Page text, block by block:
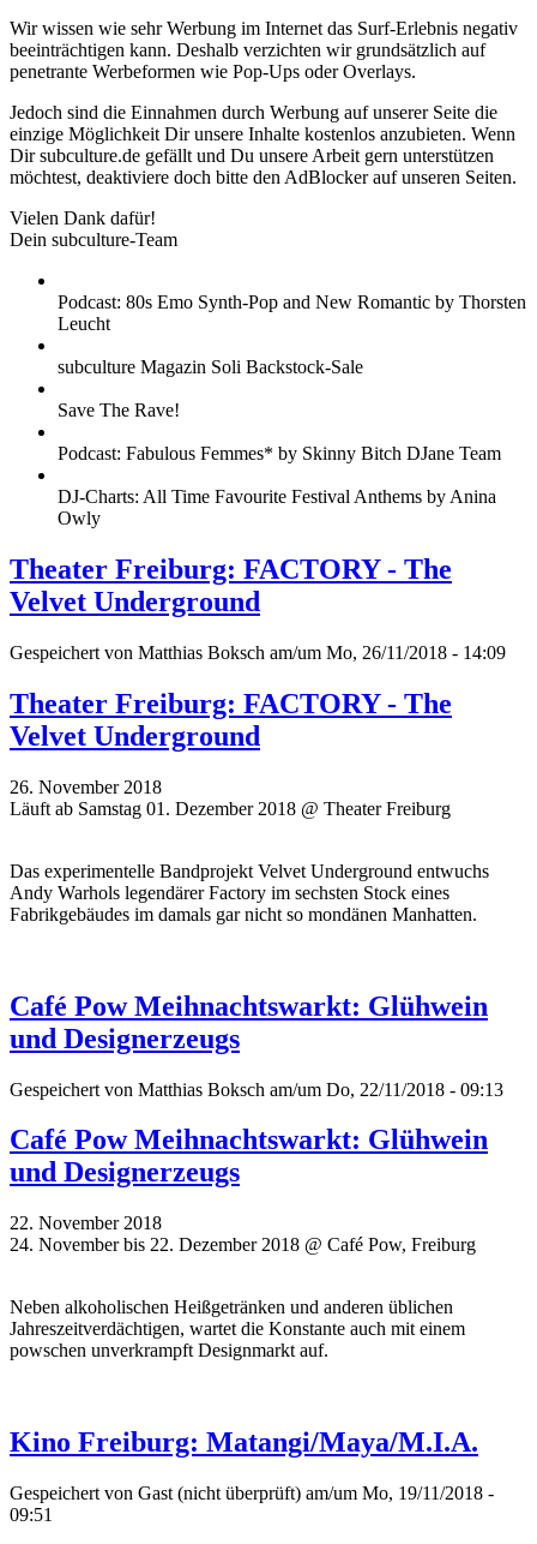
Wir wissen wie sehr Werbung im Internet das Surf-Erlebnis negativ
beeinträchtigen kann. Deshalb verzichten wir grundsätzlich auf
penetrante Werbeformen wie Pop-Ups oder Overlays.
Jedoch sind die Einnahmen durch Werbung auf unserer Seite die
einzige Möglichkeit Dir unsere Inhalte kostenlos anzubieten. Wenn
Dir subculture.de gefällt und Du unsere Arbeit gern unterstützen
möchtest, deaktiviere doch bitte den AdBlocker auf unseren Seiten.
Vielen Dank dafür!
Dein subculture-Team
Podcast: 80s Emo Synth-Pop and New Romantic by Thorsten
Leucht
subculture Magazin Soli Backstock-Sale
Save The Rave!
Podcast: Fabulous Femmes* by Skinny Bitch DJane Team
DJ-Charts: All Time Favourite Festival Anthems by Anina
Owly
Theater Freiburg: FACTORY - The
Velvet Underground
Gespeichert von Matthias Boksch am/um Mo, 26/11/2018 - 14:09
Theater Freiburg: FACTORY - The
Velvet Underground
26. November 2018
Läuft ab Samstag 01. Dezember 2018 @ Theater Freiburg
Das experimentelle Bandprojekt Velvet Underground entwuchs
Andy Warhols legendärer Factory im sechsten Stock eines
Fabrikgebäudes im damals gar nicht so mondänen Manhatten.
Café Pow Meihnachtswarkt: Glühwein
und Designerzeugs
Gespeichert von Matthias Boksch am/um Do, 22/11/2018 - 09:13
Café Pow Meihnachtswarkt: Glühwein
und Designerzeugs
22. November 2018
24. November bis 22. Dezember 2018 @ Café Pow, Freiburg
Neben alkoholischen Heißgetränken und anderen üblichen
Jahreszeitverdächtigen, wartet die Konstante auch mit einem
powschen unverkrampft Designmarkt auf.
Kino Freiburg: Matangi/Maya/M.I.A.
Gespeichert von Gast (nicht überprüft) am/um Mo, 19/11/2018 -
09:51